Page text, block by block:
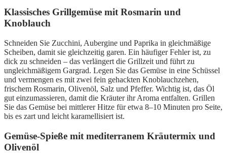
Klassisches Grillgemüse mit Rosmarin und
Knoblauch
Schneiden Sie Zucchini, Aubergine und Paprika in gleichmäßige
Scheiben, damit sie gleichzeitig garen. Ein häufiger Fehler ist, zu
dick zu schneiden – das verlängert die Grillzeit und führt zu
ungleichmäßigem Gargrad. Legen Sie das Gemüse in eine Schüssel
und vermengen es mit zwei fein gehackten Knoblauchzehen,
frischem Rosmarin, Olivenöl, Salz und Pfeffer. Wichtig ist, das Öl
gut einzumassieren, damit die Kräuter ihr Aroma entfalten. Grillen
Sie das Gemüse bei mittlerer Hitze für etwa 8–10 Minuten pro Seite,
bis es zart und leicht karamellisiert ist.
Gemüse-Spieße mit mediterranem Kräutermix und
Olivenöl